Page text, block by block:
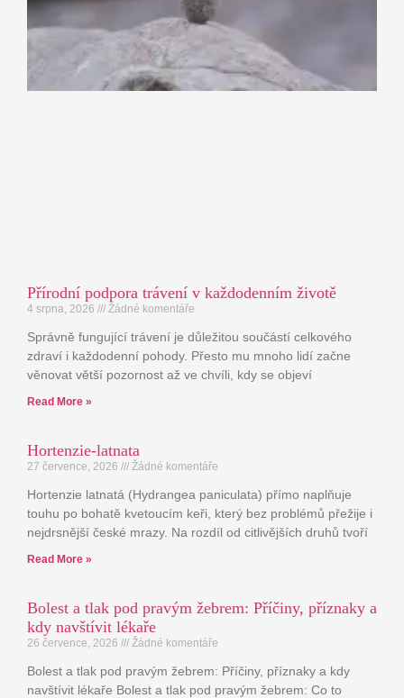
Přírodní podpora trávení v každodenním životě
4 srpna, 2026 Žádné komentáře
Správně fungující trávení je důležitou součástí celkového
zdraví i každodenní pohody. Přesto mu mnoho lidí začne
věnovat větší pozornost až ve chvíli, kdy se objeví
Read More »
Hortenzie-latnata
27 července, 2026 Žádné komentáře
Hortenzie latnatá (Hydrangea paniculata) přímo naplňuje
touhu po bohatě kvetoucím keři, který bez problémů přežije i
nejdrsnější české mrazy. Na rozdíl od citlivějších druhů tvoří
Read More »
Bolest a tlak pod pravým žebrem: Příčiny, příznaky a
kdy navštívit lékaře
26 července, 2026 Žádné komentáře
Bolest a tlak pod pravým žebrem: Příčiny, příznaky a kdy
navštívit lékaře Bolest a tlak pod pravým žebrem: Co to